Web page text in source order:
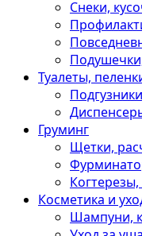
Снеки,
Туалеты,
Груминг
Щетки,
Косметика и
Шампуни,